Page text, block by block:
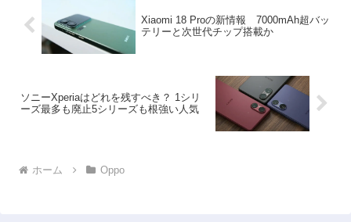
Xiaomi 18 Proの新情報 7000mAh超バッ
テリーと次世代チップ搭載か
ソニーXperiaはどれを残すべき？ 1シリ
ーズ最多も廃止5シリーズも根強い人気
ホーム Oppo